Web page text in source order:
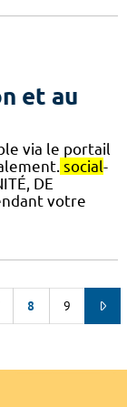
et au
via le portail
social-
DE
votre
8 9